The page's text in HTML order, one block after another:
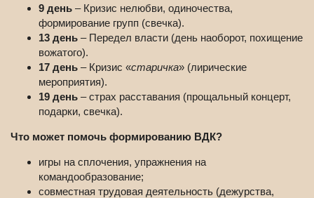
9 день – Кризис нелюбви, одиночества,
формирование групп (свечка).
13 день – Передел власти (день наоборот, похищение
вожатого).
17 день – Кризис «старичка» (лирические
мероприятия).
19 день – страх расставания (прощальный концерт,
подарки, свечка).
Что может помочь формированию ВДК?
игры на сплочения, упражнения на
командообразование;
совместная трудовая деятельность (дежурства,